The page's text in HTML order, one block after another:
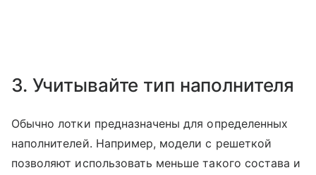
3. Учитывайте тип наполнителя
Обычно лотки предназначены для определенных
наполнителей. Например, модели с решеткой
позволяют использовать меньше такого состава и